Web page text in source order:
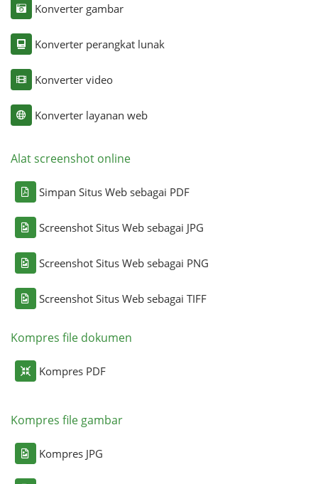
Konverter gambar
Konverter perangkat lunak
Konverter video
Konverter layanan web
Alat screenshot online
Simpan Situs Web sebagai PDF
Screenshot Situs Web sebagai JPG
Screenshot Situs Web sebagai PNG
Screenshot Situs Web sebagai TIFF
Kompres file dokumen
Kompres PDF
Kompres file gambar
Kompres JPG